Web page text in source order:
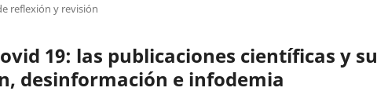
reflexión y revisión
19: las publicaciones científicas y su
desinformación e infodemia